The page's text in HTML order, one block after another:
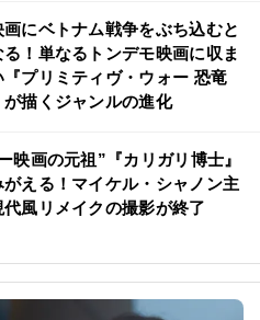
にベトナム戦争をぶち込むと
る！単なるトンデモ映画に収ま
『プリミティヴ・ウォー 恐竜
が描くジャンルの進化
映画の元祖”『カリガリ博士』
がえる！マイケル・シャノン主
代風リメイクの撮影が終了